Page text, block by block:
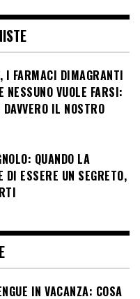
I FARMACI DIMAGRANTI
NESSUNO VUOLE FARSI:
IL NOSTRO
QUANDO LA
ESSERE UN SEGRETO,
IN VACANZA: COSA